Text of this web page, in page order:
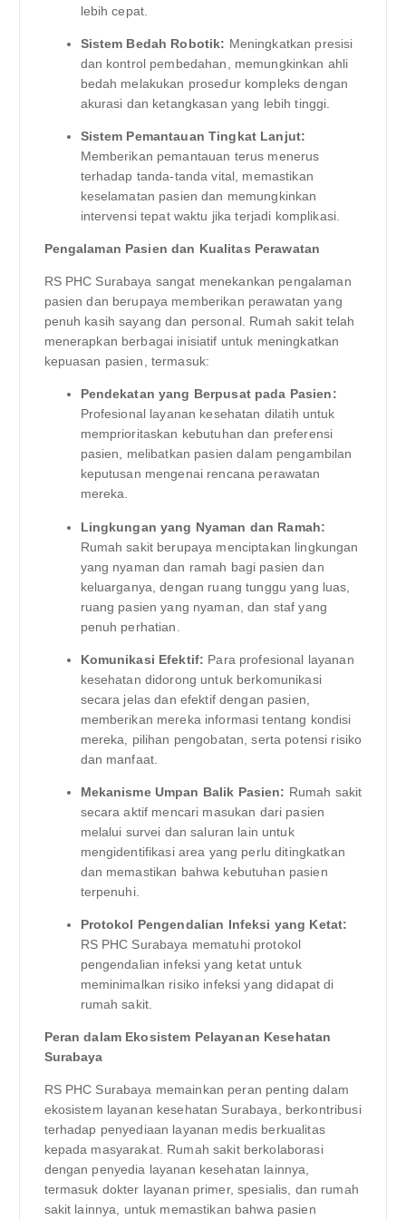
lebih cepat.
Sistem Bedah Robotik: Meningkatkan presisi
dan kontrol pembedahan, memungkinkan ahli
bedah melakukan prosedur kompleks dengan
akurasi dan ketangkasan yang lebih tinggi.
Sistem Pemantauan Tingkat Lanjut:
Memberikan pemantauan terus menerus
terhadap tanda-tanda vital, memastikan
keselamatan pasien dan memungkinkan
intervensi tepat waktu jika terjadi komplikasi.
Pengalaman Pasien dan Kualitas Perawatan
RS PHC Surabaya sangat menekankan pengalaman
pasien dan berupaya memberikan perawatan yang
penuh kasih sayang dan personal. Rumah sakit telah
menerapkan berbagai inisiatif untuk meningkatkan
kepuasan pasien, termasuk:
Pendekatan yang Berpusat pada Pasien:
Profesional layanan kesehatan dilatih untuk
memprioritaskan kebutuhan dan preferensi
pasien, melibatkan pasien dalam pengambilan
keputusan mengenai rencana perawatan
mereka.
Lingkungan yang Nyaman dan Ramah:
Rumah sakit berupaya menciptakan lingkungan
yang nyaman dan ramah bagi pasien dan
keluarganya, dengan ruang tunggu yang luas,
ruang pasien yang nyaman, dan staf yang
penuh perhatian.
Komunikasi Efektif: Para profesional layanan
kesehatan didorong untuk berkomunikasi
secara jelas dan efektif dengan pasien,
memberikan mereka informasi tentang kondisi
mereka, pilihan pengobatan, serta potensi risiko
dan manfaat.
Mekanisme Umpan Balik Pasien: Rumah sakit
secara aktif mencari masukan dari pasien
melalui survei dan saluran lain untuk
mengidentifikasi area yang perlu ditingkatkan
dan memastikan bahwa kebutuhan pasien
terpenuhi.
Protokol Pengendalian Infeksi yang Ketat:
RS PHC Surabaya mematuhi protokol
pengendalian infeksi yang ketat untuk
meminimalkan risiko infeksi yang didapat di
rumah sakit.
Peran dalam Ekosistem Pelayanan Kesehatan
Surabaya
RS PHC Surabaya memainkan peran penting dalam
ekosistem layanan kesehatan Surabaya, berkontribusi
terhadap penyediaan layanan medis berkualitas
kepada masyarakat. Rumah sakit berkolaborasi
dengan penyedia layanan kesehatan lainnya,
termasuk dokter layanan primer, spesialis, dan rumah
sakit lainnya, untuk memastikan bahwa pasien